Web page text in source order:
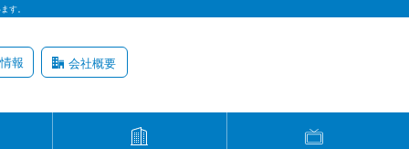
す。
報 会社概要